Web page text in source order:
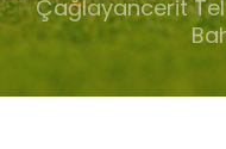
Çağlayancerit